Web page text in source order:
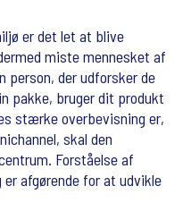
er det let at blive
miste mennesket af
person, der udforsker de
pakke, bruger dit produkt
stærke overbevisning er,
skal den
Forståelse af
afgørende for at udvikle